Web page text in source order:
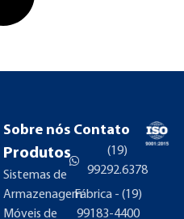
Sobre nós
Produtos
Sistemas de
Armazenagem
Móveis de
Contato
(19)
99292.6378
Fábrica - (19)
99183-4400